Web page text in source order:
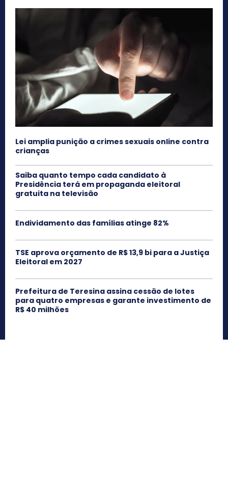
Lei amplia punição a crimes sexuais online contra
crianças
Saiba quanto tempo cada candidato à
Presidência terá em propaganda eleitoral
gratuita na televisão
Endividamento das famílias atinge 82%
TSE aprova orçamento de R$ 13,9 bi para a Justiça
Eleitoral em 2027
Prefeitura de Teresina assina cessão de lotes
para quatro empresas e garante investimento de
R$ 40 milhões